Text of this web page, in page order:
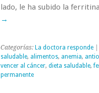
lado, le ha subido la
→
Categorías: La doctora responde|
saludable, alimentos, anemia,
vencer al cáncer, dieta saludable,
permanente